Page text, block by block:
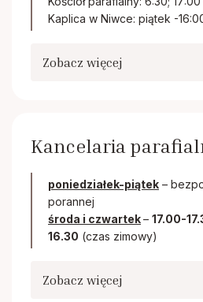
Kaplica w Niwce: piątek -
Zobacz więcej
Kancelaria
poniedziałek-piątek –
porannej
środa i czwartek– 17.00-
16.30 (czas zimowy)
Zobacz więcej